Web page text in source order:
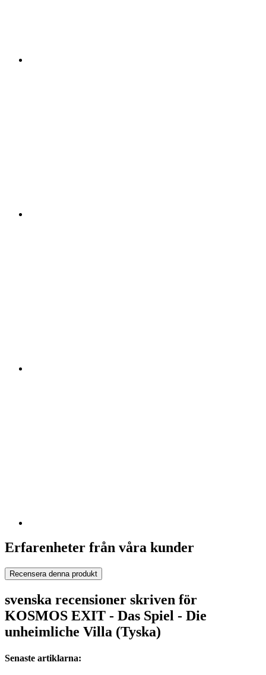
Erfarenheter från våra kunder
Recensera denna produkt
svenska recensioner skriven för
KOSMOS EXIT - Das Spiel - Die
unheimliche Villa (Tyska)
Senaste artiklarna: